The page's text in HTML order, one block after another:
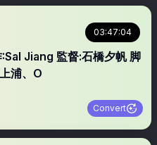
2nd Stage【ドラマ公式】あやひろ２
03:47:04
Jiang 監督:石橋夕帆 脚
浦、O
Convert